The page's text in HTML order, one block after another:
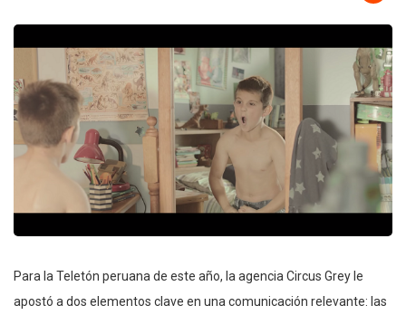
Para la Teletón peruana de este año, la agencia Circus Grey le
apostó a dos elementos clave en una comunicación relevante: las